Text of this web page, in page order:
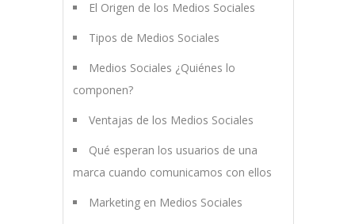
El Origen de los Medios Sociales
Tipos de Medios Sociales
Medios Sociales ¿Quiénes lo
componen?
Ventajas de los Medios Sociales
Qué esperan los usuarios de una
marca cuando comunicamos con ellos
Marketing en Medios Sociales